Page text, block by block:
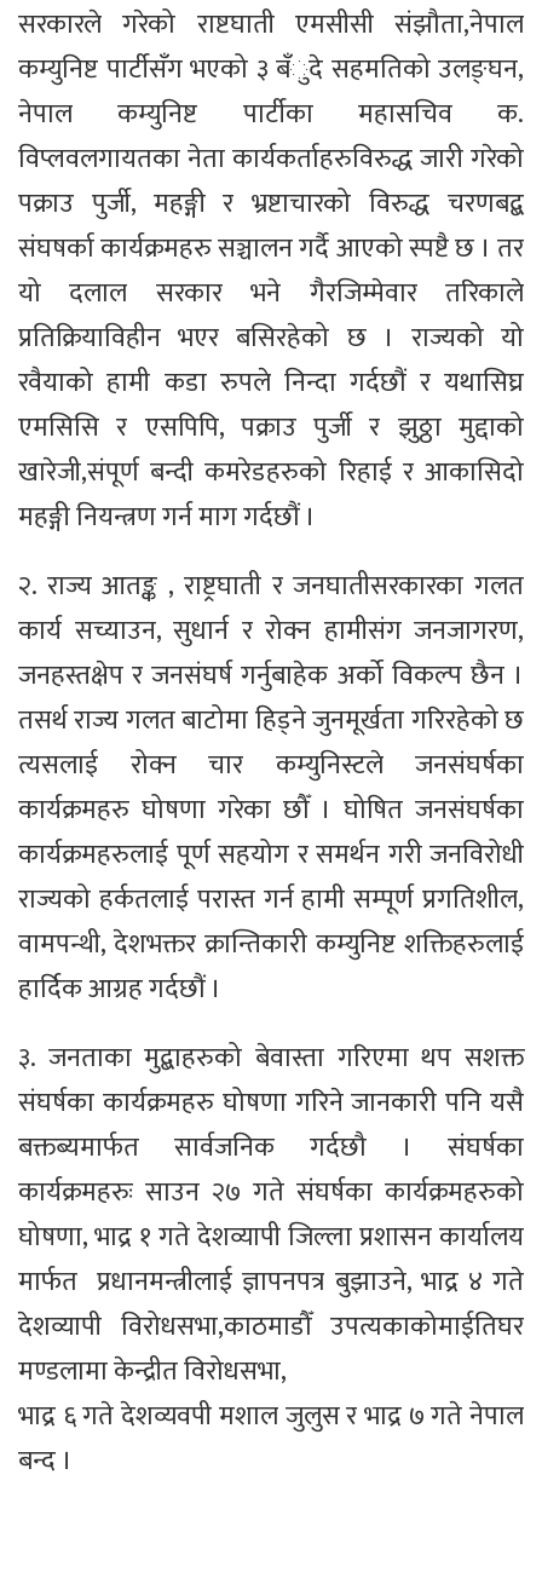
सरकारले गरेको राष्टघाती एमसीसी संझौता,नेपाल
कम्युनिष्ट पार्टीसँग भएको ३ बँुदे सहमतिको उलङ्घन,
नेपाल कम्युनिष्ट पार्टीका महासचिव क.
विप्लवलगायतका नेता कार्यकर्ताहरुविरुद्ध जारी गरेको
पक्राउ पुर्जी, महङ्गी र भ्रष्टाचारको विरुद्ध चरणबद्ब
संघषर्का कार्यक्रमहरु सञ्चालन गर्दै आएको स्पष्टै छ । तर
यो दलाल सरकार भने गैरजिम्मेवार तरिकाले
प्रतिक्रियाविहीन भएर बसिरहेको छ । राज्यको यो
रवैयाको हामी कडा रुपले निन्दा गर्दछौं र यथासिघ्र
एमसिसि र एसपिपि, पक्राउ पुर्जी र झुठ्ठा मुद्दाको
खारेजी,संपूर्ण बन्दी कमरेडहरुको रिहाई र आकासिदो
महङ्गी नियन्त्रण गर्न माग गर्दछौं ।
२. राज्य आतङ्क , राष्ट्रघाती र जनघातीसरकारका गलत
कार्य सच्याउन, सुधार्न र रोक्न हामीसंग जनजागरण,
जनहस्तक्षेप र जनसंघर्ष गर्नुबाहेक अर्को विकल्प छैन ।
तसर्थ राज्य गलत बाटोमा हिड्ने जुनमूर्खता गरिरहेको छ
त्यसलाई रोक्न चार कम्युनिस्टले जनसंघर्षका
कार्यक्रमहरु घोषणा गरेका छौँ । घोषित जनसंघर्षका
कार्यक्रमहरुलाई पूर्ण सहयोग र समर्थन गरी जनविरोधी
राज्यको हर्कतलाई परास्त गर्न हामी सम्पूर्ण प्रगतिशील,
वामपन्थी, देशभक्तर क्रान्तिकारी कम्युनिष्ट शक्तिहरुलाई
हार्दिक आग्रह गर्दछौं ।
३. जनताका मुद्बाहरुको बेवास्ता गरिएमा थप सशक्त
संघर्षका कार्यक्रमहरु घोषणा गरिने जानकारी पनि यसै
बक्तब्यमार्फत सार्वजनिक गर्दछौ । संघर्षका
कार्यक्रमहरुः साउन २७ गते संघर्षका कार्यक्रमहरुको
घोषणा, भाद्र १ गते देशव्यापी जिल्ला प्रशासन कार्यालय
मार्फत प्रधानमन्त्रीलाई ज्ञापनपत्र बुझाउने, भाद्र ४ गते
देशव्यापी विरोधसभा,काठमाडौँ उपत्यकाकोमाईतिघर
मण्डलामा केन्द्रीत विरोधसभा,
भाद्र ६ गते देशव्यवपी मशाल जुलुस र भाद्र ७ गते नेपाल
बन्द ।